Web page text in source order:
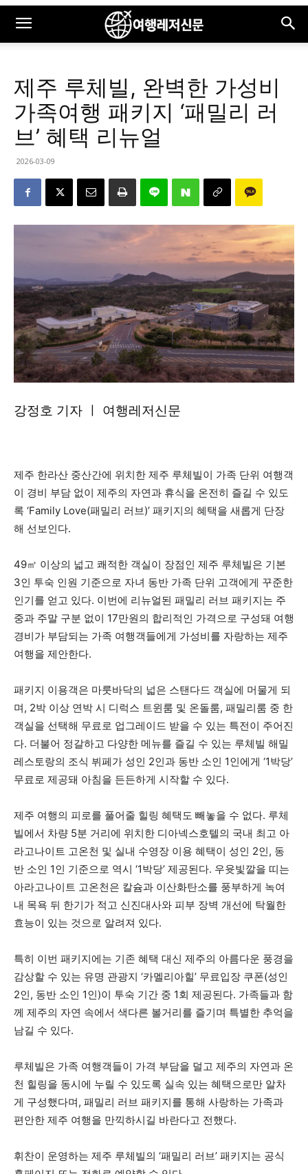
제주 루체빌, 완벽한 가성비
가족여행 패키지 ‘패밀리 러
브’ 혜택 리뉴얼
2026-03-09
강정호 기자 ㅣ 여행레저신문
제주 한라산 중산간에 위치한 제주 루체빌이 가족 단위 여행객
이 경비 부담 없이 제주의 자연과 휴식을 온전히 즐길 수 있도
록 ‘Family Love(패밀리 러브)’ 패키지의 혜택을 새롭게 단장
해 선보인다.
49㎡ 이상의 넓고 쾌적한 객실이 장점인 제주 루체빌은 기본
3인 투숙 인원 기준으로 자녀 동반 가족 단위 고객에게 꾸준한
인기를 얻고 있다. 이번에 리뉴얼된 패밀리 러브 패키지는 주
중과 주말 구분 없이 17만원의 합리적인 가격으로 구성돼 여행
경비가 부담되는 가족 여행객들에게 가성비를 자랑하는 제주
여행을 제안한다.
패키지 이용객은 마룻바닥의 넓은 스탠다드 객실에 머물게 되
며, 2박 이상 연박 시 디럭스 트윈룸 및 온돌룸, 패밀리룸 중 한
객실을 선택해 무료로 업그레이드 받을 수 있는 특전이 주어진
다. 더불어 정갈하고 다양한 메뉴를 즐길 수 있는 루체빌 해밀
레스토랑의 조식 뷔페가 성인 2인과 동반 소인 1인에게 ‘1박당’
무료로 제공돼 아침을 든든하게 시작할 수 있다.
제주 여행의 피로를 풀어줄 힐링 혜택도 빼놓을 수 없다. 루체
빌에서 차량 5분 거리에 위치한 디아넥스호텔의 국내 최고 아
라고나이트 고온천 및 실내 수영장 이용 혜택이 성인 2인, 동
반 소인 1인 기준으로 역시 ‘1박당’ 제공된다. 우윳빛깔을 띠는
아라고나이트 고온천은 칼슘과 이산화탄소를 풍부하게 녹여
내 목욕 뒤 한기가 적고 신진대사와 피부 장벽 개선에 탁월한
효능이 있는 것으로 알려져 있다.
특히 이번 패키지에는 기존 혜택 대신 제주의 아름다운 풍경을
감상할 수 있는 유명 관광지 ‘카멜리아힐’ 무료입장 쿠폰(성인
2인, 동반 소인 1인)이 투숙 기간 중 1회 제공된다. 가족들과 함
께 제주의 자연 속에서 색다른 볼거리를 즐기며 특별한 추억을
남길 수 있다.
루체빌은 가족 여행객들이 가격 부담을 덜고 제주의 자연과 온
천 힐링을 동시에 누릴 수 있도록 실속 있는 혜택으로만 알차
게 구성했다며, 패밀리 러브 패키지를 통해 사랑하는 가족과
편안한 제주 여행을 만끽하시길 바란다고 전했다.
휘찬이 운영하는 제주 루체빌의 ‘패밀리 러브’ 패키지는 공식